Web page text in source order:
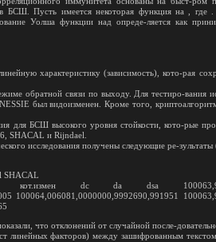
БСШ. Пусть имеется некоторая функция на , где
Уолша функции над опреде-ляется как
характеристику (зависимость), кото-рая
обратной связи по выходу. Для тестиро-вания
был видоизменен. Кроме того,
для БСШ высокого уровня стойкости, кото-рые
SHACAL и Rijndael.
исследования получены следующие ре-зультаты
SHACAL
кот.измен dc da dsa
100064,006081,0000000,9992690,991951
что отклонений от случайной после-
линейных факторов) между зашифрованным